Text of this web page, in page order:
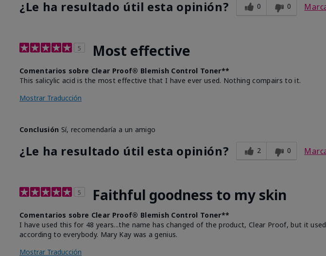
¿Le ha resultado útil esta opinión? 0 0
5 Most effective
Comentarios sobre Clear Proof® Blemish Control Toner**
This salicylic acid is the most effective that I have ever used. Nothing compairs to it.
Mostrar Traducción
Conclusión Sí, recomendaría a un amigo
¿Le ha resultado útil esta opinión? 2 0
5 Faithful goodness to my skin
Comentarios sobre Clear Proof® Blemish Control Toner**
I have used this for 48 years...the name has changed of the product, Clear Proof, but it
according to everybody. Mary Kay was a genius.
Mostrar Traducción